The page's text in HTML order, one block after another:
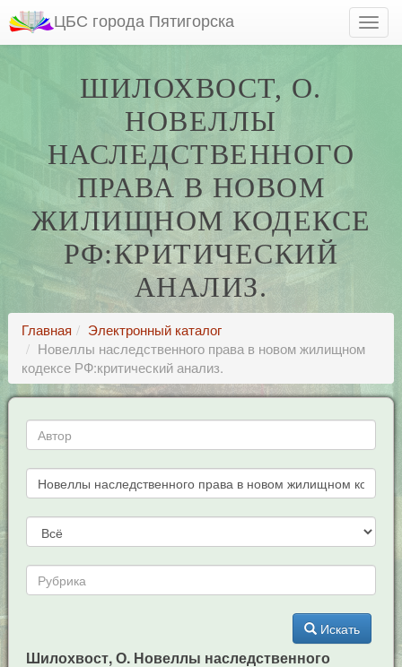
ЦБС города Пятигорска
ШИЛОХВОСТ, О.
НОВЕЛЛЫ
НАСЛЕДСТВЕННОГО
ПРАВА В НОВОМ
ЖИЛИЩНОМ КОДЕКСЕ
РФ:КРИТИЧЕСКИЙ
АНАЛИЗ.
Главная
Электронный каталог
Новеллы наследственного права в новом жилищном
кодексе РФ:критический анализ.
Искать
Шилохвост, О. Новеллы наследственного